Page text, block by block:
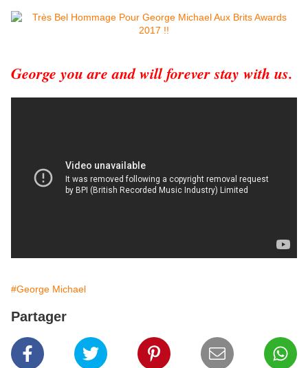
George you are and will forever stay with us.
#George Michael
Partager